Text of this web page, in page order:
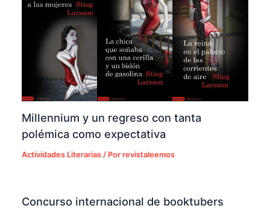
Millennium y un regreso con tanta
polémica como expectativa
Actividades Literarias / Porrevistaleemos
Concurso internacional de booktubers